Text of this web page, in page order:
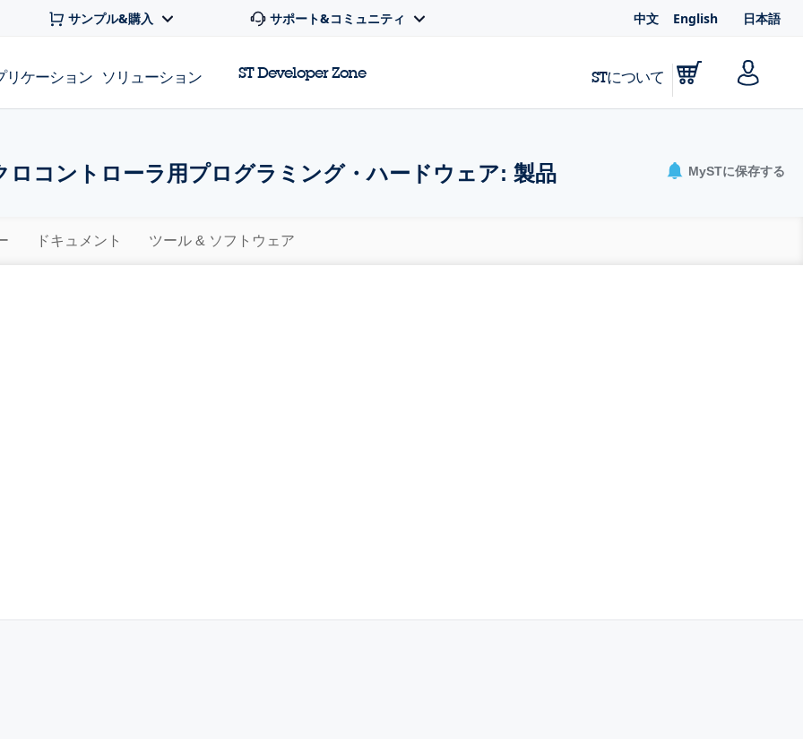
サンプル&購入 サポート&コミュニティ 中文 English 日本語
リケーション ソリューション ST Developer Zone STについて
ロコントローラ用プログラミング・ハードウェア: 製品 MySTに保存する
ドキュメント ツール & ソフトウェア